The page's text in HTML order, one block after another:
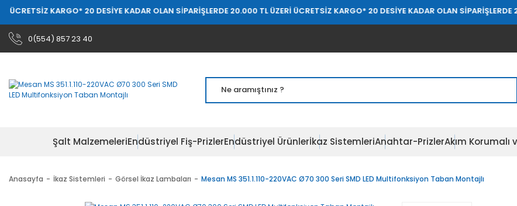
KARGO* 20 DESİYE KADAR OLAN SİPARİŞLERDE 20.000 TL ÜZERİ ÜCRETSİZ KARGO* 20 DESİYE KADAR OLAN SİPARİŞLERDE 20.000 TL
0(554) 857 23 40
Şalt MalzemeleriEndüstriyel Fiş-PrizlerEndüstriyel Ürünlerİkaz SistemleriAnahtar-PrizlerAkım Korumalı
Anasayfa İkaz Sistemleri Görsel İkaz Lambaları Mesan MS 351.1.110-220VAC Ø70 300 Seri SMD LED Multifonksiyon Taban Montajlı